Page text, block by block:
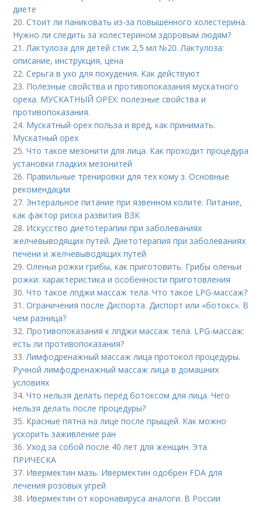
диете
20.Стоит ли паниковать из-за повышенного холестерина.
Нужно ли следить за холестерином здоровым людям?
21.Лактулоза для детей стик 2,5 мл №20. Лактулоза:
описание, инструкция, цена
22.Серьга в ухо для похудения. Как действуют
23. Полезные свойства и противопоказания мускатного
ореха. МУСКАТНЫЙ ОРЕХ: полезные свойства и
противопоказания.
24. Мускатный орех польза и вред, как принимать.
Мускатный орех
25.Что такое мезонити для лица. Как проходит процедура
установки гладких мезонитей
26. Правильные тренировки для тех кому з. Основные
рекомендации
27. Энтеральное питание при язвенном колите. Питание,
как фактор риска развития ВЗК
28. Искусство диетотерапии при заболеваниях
желчевыводящих путей. Диетотерапия при заболеваниях
печени и желчевыводящих путей
29.Оленьи рожки грибы, как приготовить. Грибы оленьи
рожки: характеристика и особенности приготовления
30.Что такое лпджи массаж тела. Что такое LPG-массаж?
31.Ограничения после Диспорта. Диспорт или «ботокс». В
чем разница?
32. Противопоказания к лпджи массаж тела. LPG-массаж:
есть ли противопоказания?
33.Лимфодренажный массаж лица протокол процедуры.
Ручной лимфодренажный массаж лица в домашних
условиях
34.Что нельзя делать перед ботоксом для лица. Чего
нельзя делать после процедуры?
35. Красные пятна на лице после прыщей. Как можно
ускорить заживление ран
36.Уход за собой после 40 лет для женщин. Эта.
ПРИЧЕСКА
37. Ивермектин мазь. Ивермектин одобрен FDA для
лечения розовых угрей
38. Ивермектин от коронавируса аналоги. В России